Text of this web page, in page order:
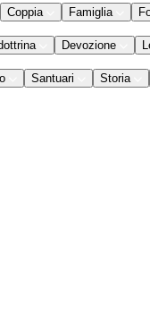
Coppia Famiglia
Devozione
Santuari Storia